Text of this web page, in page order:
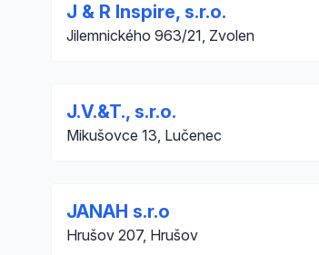
J & R Inspire, s.r.o.
Jilemnického 963/21, Zvolen
J.V.&T., s.r.o.
Mikušovce 13, Lučenec
JANAH s.r.o
Hrušov 207, Hrušov